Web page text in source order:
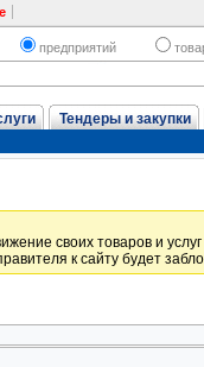
предприятий
Тендеры и закупки
своих товаров и
к сайту будет